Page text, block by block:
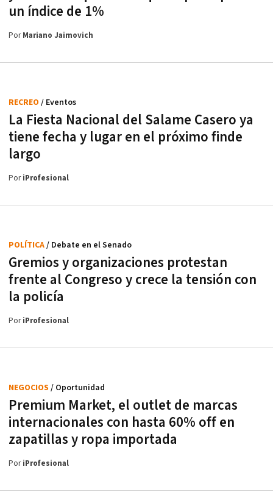
un índice de 1%
PorMariano Jaimovich
La Fiesta Nacional del Salame Casero ya
tiene fecha y lugar en el próximo finde
largo
RECREO / Eventos
PoriProfesional
Gremios y organizaciones protestan
frente al Congreso y crece la tensión con
la policía
POLÍTICA/ Debate en el Senado
PoriProfesional
Premium Market, el outlet de marcas
internacionales con hasta 60% off en
zapatillas y ropa importada
NEGOCIOS / Oportunidad
PoriProfesional